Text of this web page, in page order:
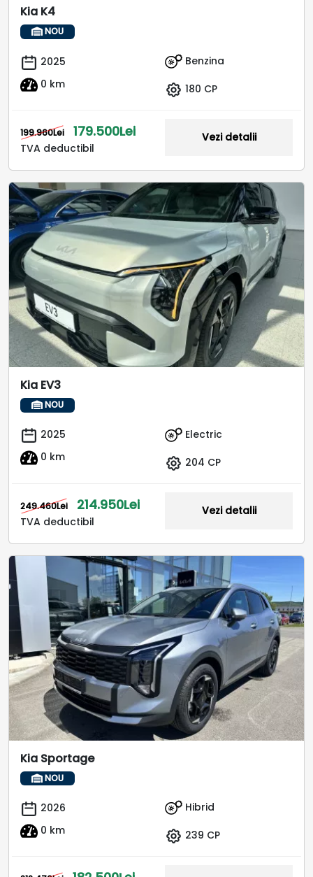
Kia K4
NOU
2025
0 km
Benzina
180 CP
199.960Lei 179.500Lei
TVA deductibil
Vezi detalii
Kia EV3
NOU
2025
0 km
Electric
204 CP
249.460Lei 214.950Lei
TVA deductibil
Vezi detalii
Kia Sportage
NOU
2026
0 km
Hibrid
239 CP